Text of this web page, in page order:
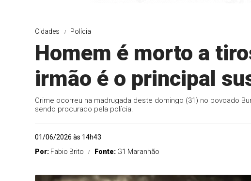
Cidades Polícia
Homem é morto a
irmão é o principal
Crime ocorreu na madrugada deste domingo (31) no povoado
sendo procurado pela polícia.
01/06/2026 às 14h43
Por: Fabio Brito Fonte: G1 Maranhão